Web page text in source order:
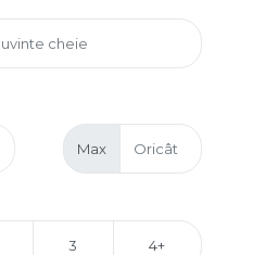
Max
3 4+